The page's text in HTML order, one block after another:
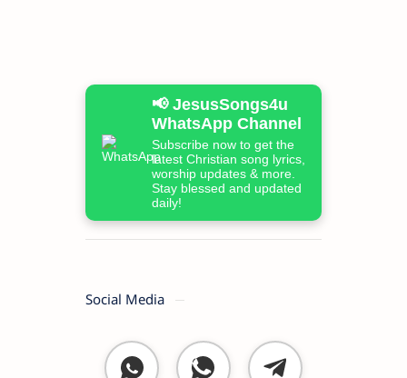
📢 JesusSongs4u
WhatsApp Channel
Subscribe now to get the
latest Christian song lyrics,
worship updates & more.
Stay blessed and updated
daily!
Social Media